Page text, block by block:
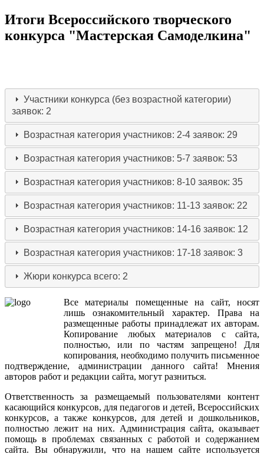
Итоги Всероссийского творческого
конкурса "Мастерская Самоделкина"
Участники конкурса (без возрастной категории)
заявок: 2
Возрастная категория участников: 2-4заявок: 29
Возрастная категория участников: 5-7заявок: 53
Возрастная категория участников: 8-10заявок: 35
Возрастная категория участников: 11-13заявок: 22
Возрастная категория участников: 14-16заявок: 12
Возрастная категория участников: 17-18заявок: 3
Жюри конкурса всего: 2
Все материалы помещенные на сайт,носят
лишь
ознакомительный характер. Права
на
размещенные работы принадлежат их авторам.
Копирование
любых материалов с сайта,
полностью, или по частям запрещено! Для
копирования, необходимо получить письменное
подтверждение,администрации данного сайта! Мнения
авторов работ и редакции сайта, могут разниться.
Ответственность
за размещаемый пользователями
контент
касающийся конкурсов, для педагогов и детей, Всероссийских
конкурсов, а также конкурсов, для детей и дошкольников,
полностью лежит на них. Администрация сайта, оказывает
помощь в проблемах связанных с работой и содержанием
сайта. Вы обнаружили, что на нашем сайте используется